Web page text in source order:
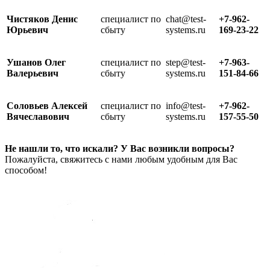
Чистяков Денис
Юрьевич
специалист по
сбыту
chat@test-
systems.ru
+7-962-
169-23-22
Ушанов Олег
Валерьевич
специалист по
сбыту
step@test-
systems.ru
+7-963-
151-84-66
Соловьев Алексей
Вячеславович
специалист по
сбыту
info@test-
systems.ru
+7-962-
157-55-50
Не нашли то, что искали? У Вас возникли вопросы?
Пожалуйста, свяжитесь с нами любым удобным для Вас
способом!